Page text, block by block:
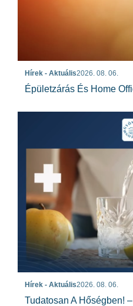
Hírek - Aktuális2026. 08. 06.
Épületzárás És Home
Hírek - Aktuális2026. 08. 06.
Tudatosan A Hőségben!